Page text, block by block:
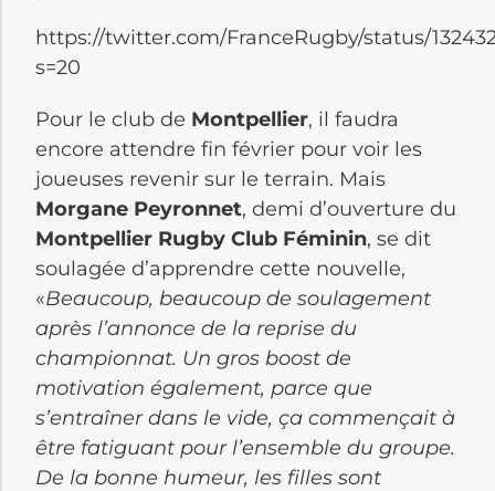
https://twitter.com/FranceRugby/status/
s=20
Pour le club de Montpellier, il faudra
encore attendre fin février pour voir les
joueuses revenir sur le terrain. Mais
Morgane Peyronnet, demi d’ouverture du
Montpellier Rugby Club Féminin, se dit
soulagée d’apprendre cette nouvelle,
«Beaucoup, beaucoup de soulagement
après l’annonce de la reprise du
championnat. Un gros boost de
motivation également, parce que
s’entraîner dans le vide, ça commençait à
être fatiguant pour l’ensemble du groupe.
De la bonne humeur, les filles sont